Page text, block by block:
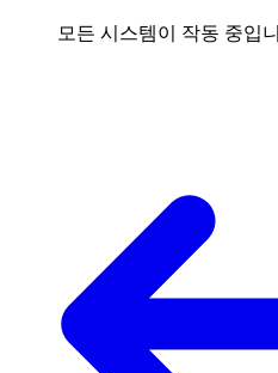
모든 시스템이 작동 중입